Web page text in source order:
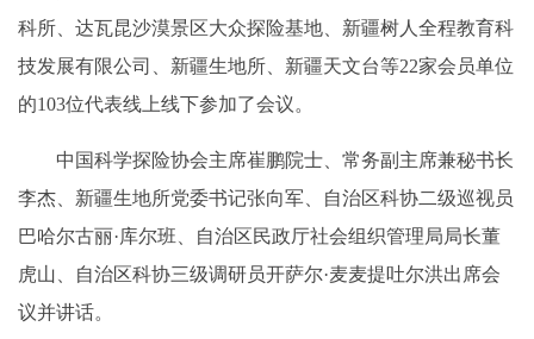
科所、达瓦昆沙漠景区大众探险基地、新疆树人全程教育科
技发展有限公司、新疆生地所、新疆天文台等22家会员单位
的103位代表线上线下参加了会议。
中国科学探险协会主席崔鹏院士、常务副主席兼秘书长
李杰、新疆生地所党委书记张向军、自治区科协二级巡视员
巴哈尔古丽·库尔班、自治区民政厅社会组织管理局局长董
虎山、自治区科协三级调研员开萨尔·麦麦提吐尔洪出席会
议并讲话。